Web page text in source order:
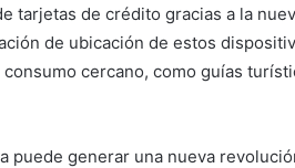
tarjetas de crédito gracias a la
de ubicación de estos
cercano, como guías
puede generar una nueva